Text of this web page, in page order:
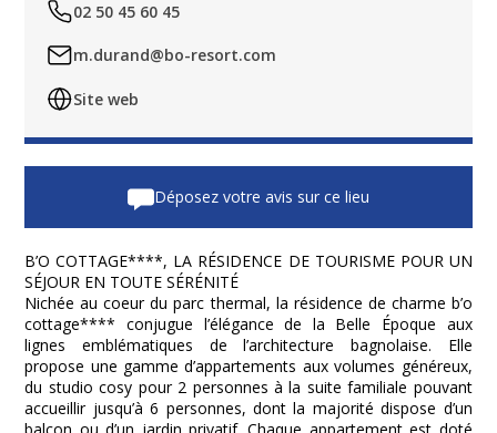
B’O COTTAGE****, LA RÉSIDENCE DE TOURISME POUR UN
SÉJOUR EN TOUTE SÉRÉNITÉ
Nichée au coeur du parc thermal, la résidence de charme b’o
cottage**** conjugue l’élégance de la Belle Époque aux
lignes emblématiques de l’architecture bagnolaise. Elle
propose une gamme d’appartements aux volumes généreux,
du studio cosy pour 2 personnes à la suite familiale pouvant
accueillir jusqu’à 6 personnes, dont la majorité dispose d’un
02 50 45 60 45
m.durand@bo-resort.com
Site web
Déposez votre avis sur ce lieu